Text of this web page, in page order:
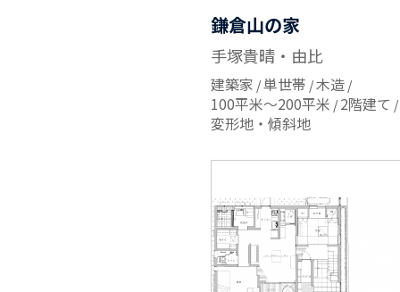
鎌倉山の家
手塚貴晴・由比
建築家 単世帯 木造
100平米～200平米 2階建て
変形地・傾斜地